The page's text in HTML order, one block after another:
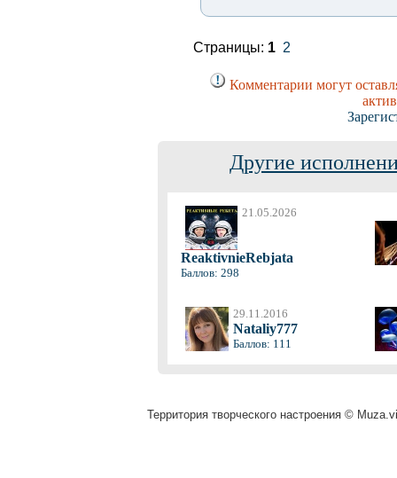
Страницы: 1 2
Комментарии могут
Другие
21.05.2026
ReaktivnieRebjata
Баллов: 298
29.11.2016
Nataliy777
Баллов: 111
Территория творческого настроения ©